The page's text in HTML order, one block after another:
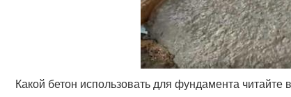
Какой бетон использовать для фундамента читайте